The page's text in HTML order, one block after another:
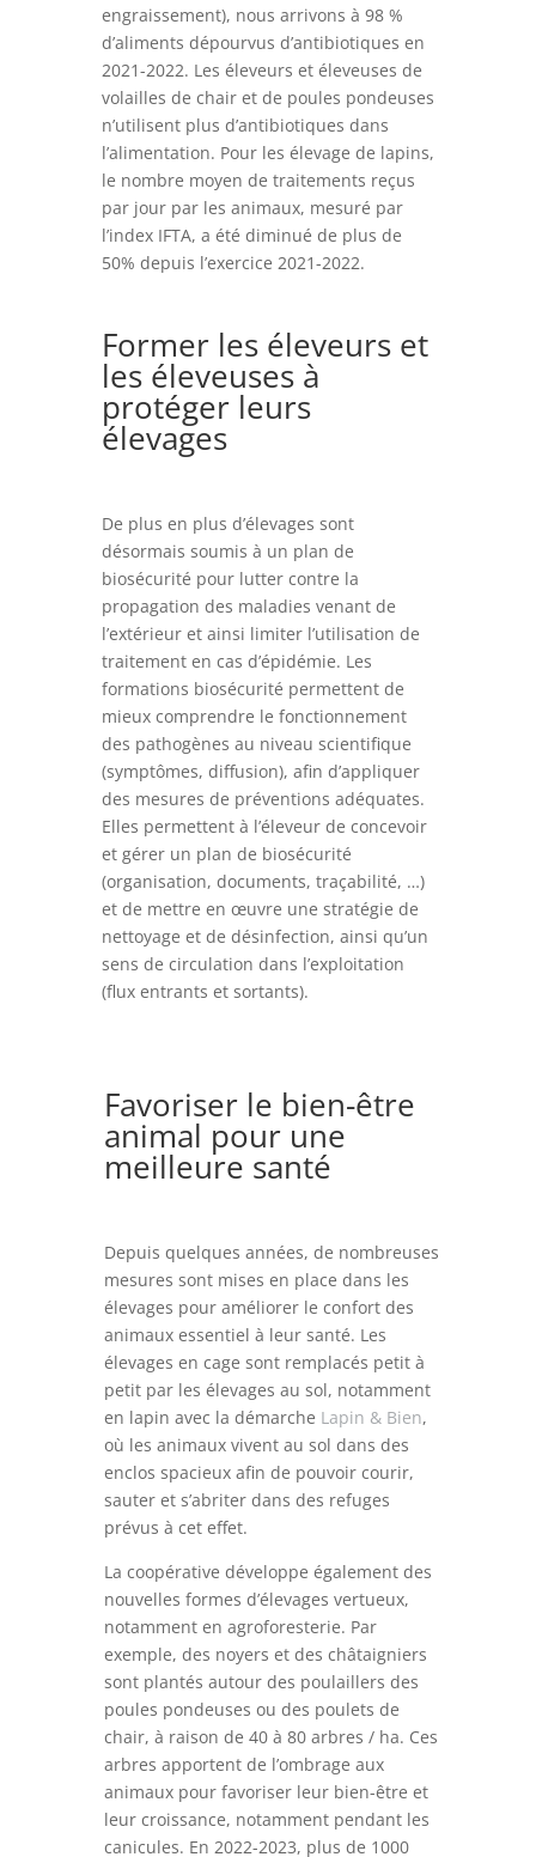
engraissement), nous arrivons à 98 %
d’aliments dépourvus d’antibiotiques en
2021-2022. Les éleveurs et éleveuses de
volailles de chair et de poules pondeuses
n’utilisent plus d’antibiotiques dans
l’alimentation. Pour les élevage de lapins,
le nombre moyen de traitements reçus
par jour par les animaux, mesuré par
l’index IFTA, a été diminué de plus de
50% depuis l’exercice 2021-2022.
Former les éleveurs et
les éleveuses à
protéger leurs
élevages
De plus en plus d’élevages sont
désormais soumis à un plan de
biosécurité pour lutter contre la
propagation des maladies venant de
l’extérieur et ainsi limiter l’utilisation de
traitement en cas d’épidémie. Les
formations biosécurité permettent de
mieux comprendre le fonctionnement
des pathogènes au niveau scientifique
(symptômes, diffusion), afin d’appliquer
des mesures de préventions adéquates.
Elles permettent à l’éleveur de concevoir
et gérer un plan de biosécurité
(organisation, documents, traçabilité, …)
et de mettre en œuvre une stratégie de
nettoyage et de désinfection, ainsi qu’un
sens de circulation dans l’exploitation
(flux entrants et sortants).
Favoriser le bien-être
animal pour une
meilleure santé
Depuis quelques années, de nombreuses
mesures sont mises en place dans les
élevages pour améliorer le confort des
animaux essentiel à leur santé. Les
élevages en cage sont remplacés petit à
petit par les élevages au sol, notamment
en lapin avec la démarche Lapin & Bien,
où les animaux vivent au sol dans des
enclos spacieux afin de pouvoir courir,
sauter et s’abriter dans des refuges
prévus à cet effet.
La coopérative développe également des
nouvelles formes d’élevages vertueux,
notamment en agroforesterie. Par
exemple, des noyers et des châtaigniers
sont plantés autour des poulaillers des
poules pondeuses ou des poulets de
chair, à raison de 40 à 80 arbres / ha. Ces
arbres apportent de l’ombrage aux
animaux pour favoriser leur bien-être et
leur croissance, notamment pendant les
canicules. En 2022-2023, plus de 1000